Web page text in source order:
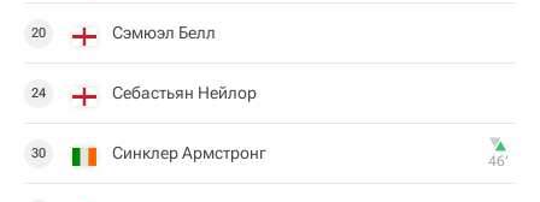
20 Сэмюэл Белл
24 Себастьян Нейлор
30 Синклер Армстронг 46‎’‎